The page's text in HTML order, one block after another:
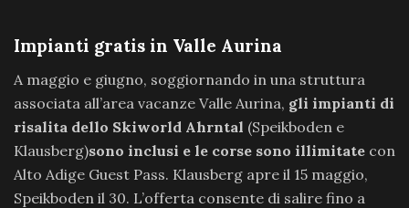
Impianti gratis in Valle Aurina
A maggio e giugno, soggiornando in una struttura
associata all’area vacanze Valle Aurina, gli impianti di
risalita dello Skiworld Ahrntal (Speikboden e
Klausberg)sono inclusi e le corse sono illimitate con
Alto Adige Guest Pass. Klausberg apre il 15 maggio,
Speikboden il 30. L’offerta consente di salire fino a